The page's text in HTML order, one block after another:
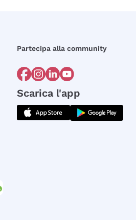
Partecipa alla community
Scarica l'app